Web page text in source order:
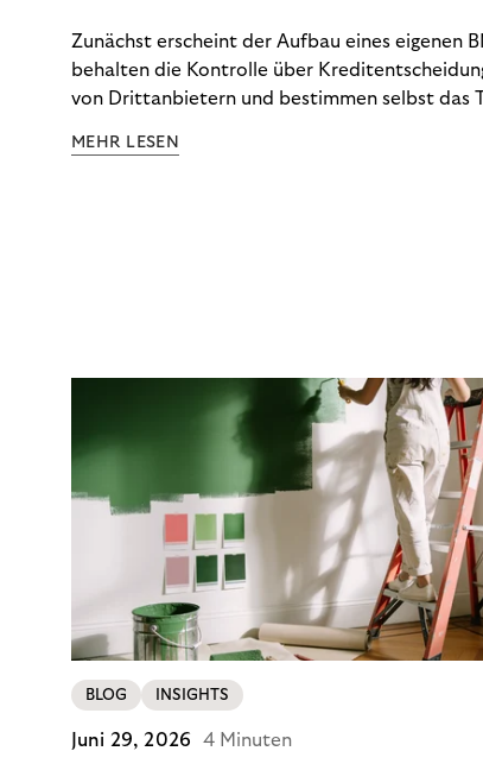
Zunächst erscheint der Aufbau eines eigenen
behalten die Kontrolle über
von Drittanbietern und bestimmen selbst das
über Betrugsprävention und Dispute
MEHR LESEN
BLOG INSIGHTS
Juni 29, 2026 4 Minuten